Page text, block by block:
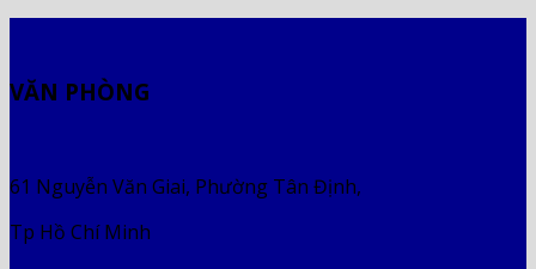
VĂN PHÒNG
61 Nguyễn Văn Giai, Phường Tân Định,
Tp Hồ Chí Minh